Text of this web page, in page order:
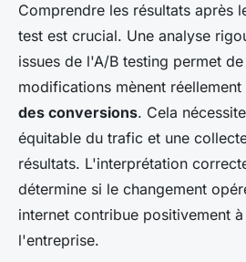
Comprendre les résultats après
test est crucial. Une analyse
issues de l'A/B testing permet
modifications mènent réellement
des conversions. Cela
équitable du trafic et une
résultats. L'interprétation
détermine si le changement
internet contribue positivement
l'entreprise.